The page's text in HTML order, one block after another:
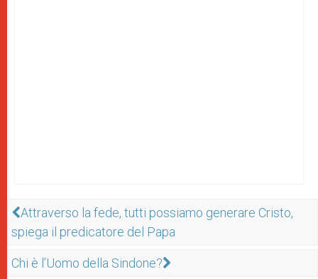
Attraverso la fede, tutti possiamo generare Cristo,
spiega il predicatore del Papa
Chi è l’Uomo della Sindone?